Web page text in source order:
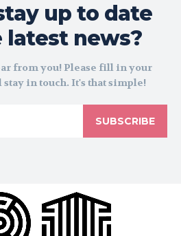
up to date
news?
from you! Please fill in your
in touch. It's that simple!
SUBSCRIBE